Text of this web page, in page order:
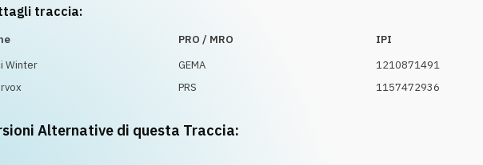
traccia:
PRO / MRO IPI
Winter
GEMA 1210871491
PRS 1157472936
Alternative di questa Traccia: